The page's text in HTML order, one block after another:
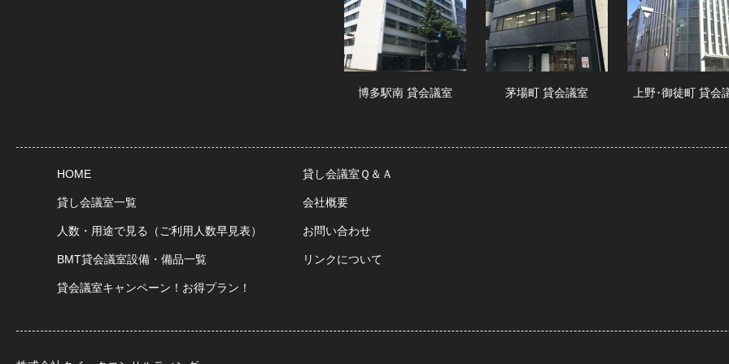
博多駅南 貸会議室 茅場町 貸会議室 上野･御徒町 貸会
HOME
貸し会議室一覧
人数・用途で見る（ご利用人数早見表）
BMT貸会議室設備・備品一覧
貸会議室キャンペーン！お得プラン！
貸し会議室Ｑ＆Ａ
会社概要
お問い合わせ
リンクについて